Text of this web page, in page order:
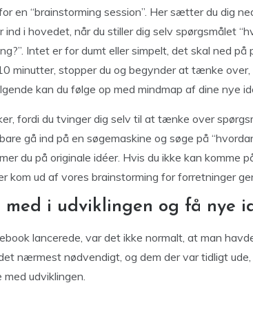
en “brainstorming session”. Her sætter du dig
ind i hovedet, når du stiller dig selv spørgsmålet
Intet er for dumt eller simpelt, det skal ned
minutter, stopper du og begynder at tænke
kan du følge op med mindmap af dine nye
fordi du tvinger dig selv til at tænke over
gå ind på en søgemaskine og søge på
du på originale idéer. Hvis du ikke kan komme
kom ud af vores brainstorming for forretninger
med i udviklingen og få nye
lancerede, var det ikke normalt, at man
nærmest nødvendigt, og dem der var tidligt
udviklingen.